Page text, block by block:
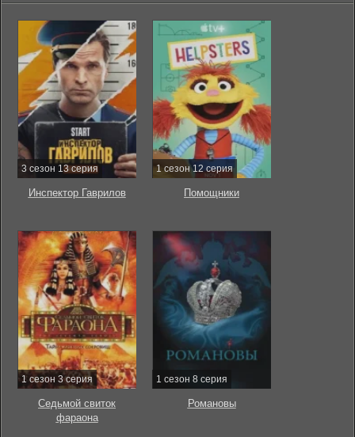
3 сезон 13 серия
Инспектор Гаврилов
1 сезон 12 серия
Помощники
1 сезон 3 серия
Седьмой свиток
фараона
1 сезон 8 серия
Романовы